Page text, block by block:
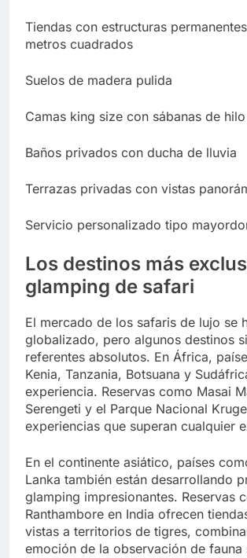
Tiendas con estructuras
metros cuadrados
Suelos de madera pulida
Camas king size con sábanas de
Baños privados con ducha de lluvia
Terrazas privadas con vistas
Servicio personalizado tipo
Los destinos más
glamping de safari
El mercado de los safaris de lujo se
globalizado, pero algunos destinos
referentes absolutos. En África,
Kenia, Tanzania, Botsuana y
experiencia. Reservas como Masai
Serengeti y el Parque Nacional
experiencias que superan cualquier
En el continente asiático, países
Lanka también están desarrollando
glamping impresionantes. Reservas
Ranthambore en India ofrecen
vistas a territorios de tigres,
emoción de la observación de fauna